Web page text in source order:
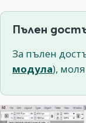
Пълен
За пълен
модула), моля